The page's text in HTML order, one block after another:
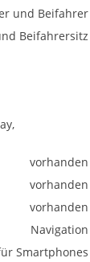
und Beifahrer
Beifahrersitz
vorhanden
vorhanden
vorhanden
Navigation
Smartphones